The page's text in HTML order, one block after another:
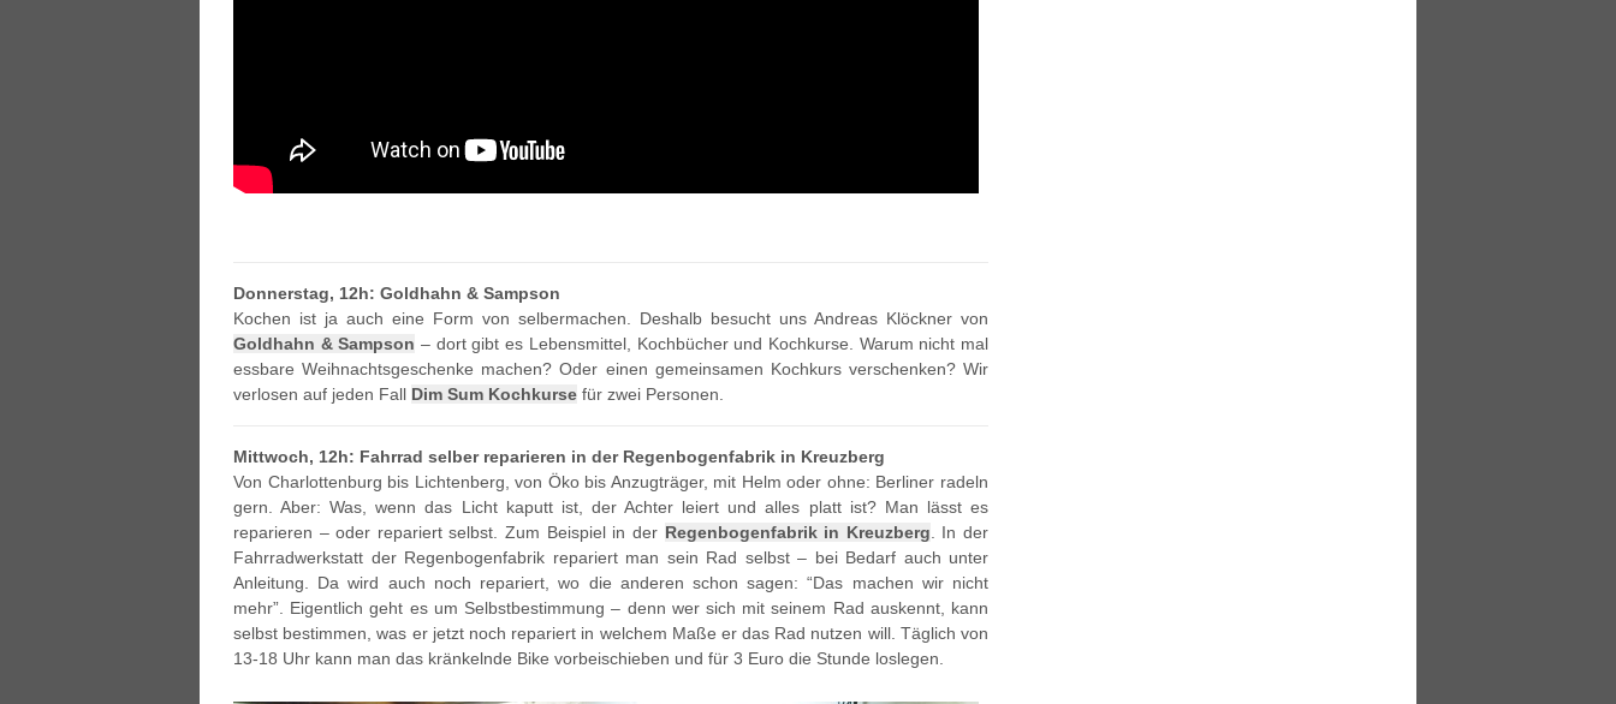
Donnerstag, 12h: Goldhahn & Sampson
Kochen ist ja auch eine Form von selbermachen. Deshalb besucht uns Andreas Klöckner von
Goldhahn & Sampson – dort gibt es Lebensmittel, Kochbücher und Kochkurse. Warum nicht mal
essbare Weihnachtsgeschenke machen? Oder einen gemeinsamen Kochkurs verschenken? Wir
verlosen auf jeden Fall Dim Sum Kochkurse für zwei Personen.
Mittwoch, 12h: Fahrrad selber reparieren in der Regenbogenfabrik in Kreuzberg
Von Charlottenburg bis Lichtenberg, von Öko bis Anzugträger, mit Helm oder ohne: Berliner radeln
gern. Aber: Was, wenn das Licht kaputt ist, der Achter leiert und alles platt ist? Man lässt es
reparieren – oder repariert selbst. Zum Beispiel in der Regenbogenfabrik in Kreuzberg . In der
Fahrradwerkstatt der Regenbogenfabrik repariert man sein Rad selbst – bei Bedarf auch unter
Anleitung. Da wird auch noch repariert, wo die anderen schon sagen: “Das machen wir nicht
mehr”. Eigentlich geht es um Selbstbestimmung – denn wer sich mit seinem Rad auskennt, kann
selbst bestimmen, was er jetzt noch repariert in welchem Maße er das Rad nutzen will. Täglich von
13-18 Uhr kann man das kränkelnde Bike vorbeischieben und für 3 Euro die Stunde loslegen.